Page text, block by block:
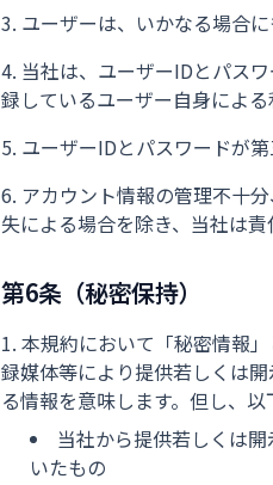
ユーザーは、いかなる場合
当社は、ユーザーIDとパス
録しているユーザー自身による
ユーザーIDとパスワードが
アカウント情報の管理不十
失による場合を除き、当社は責
第6条（秘密保持）
本規約において「秘密情報
録媒体等により提供若しくは
る情報を意味します。但し、
当社から提供若しくは
いたもの